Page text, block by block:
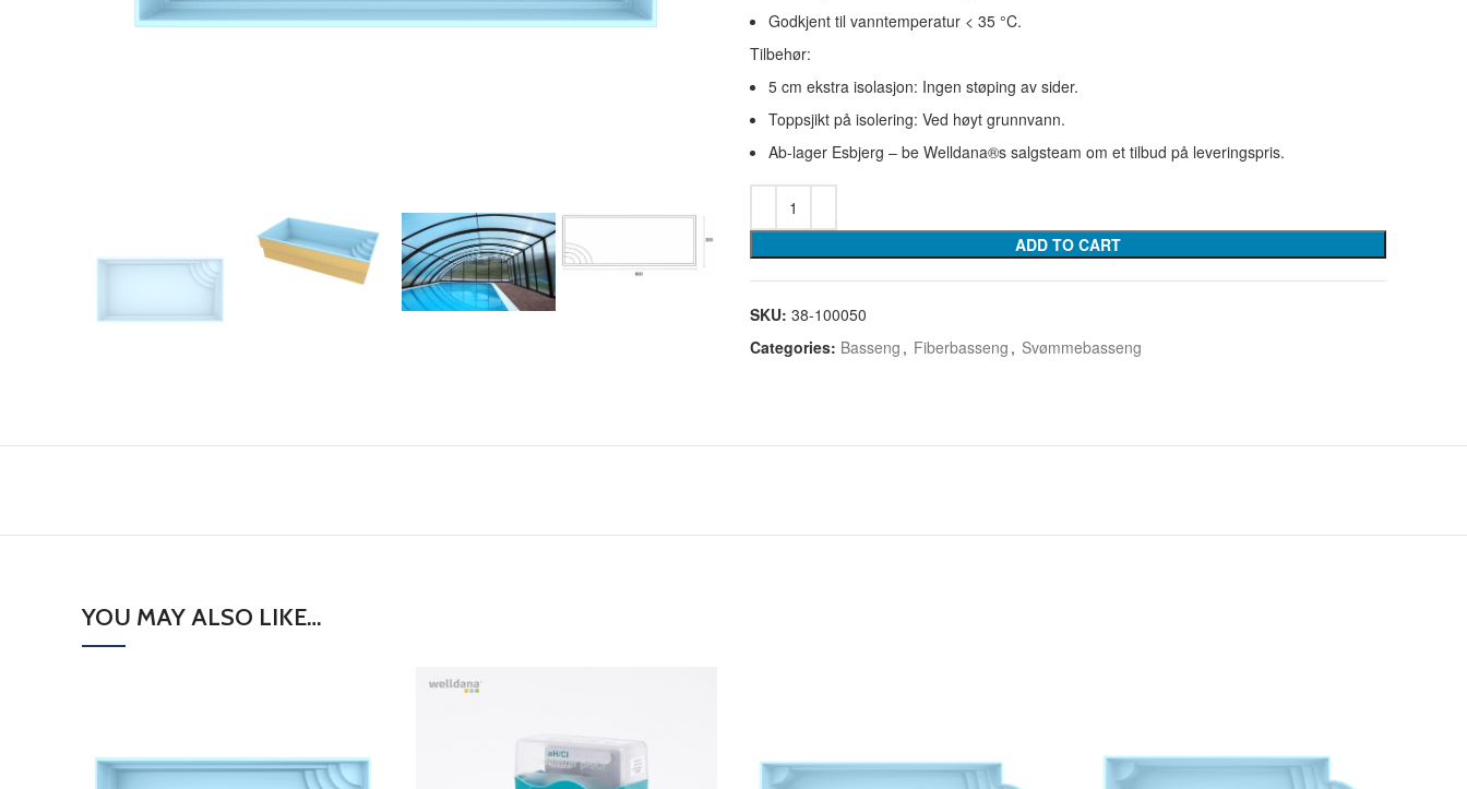
Godkjent til vanntemperatur < 35 °C.
Tilbehør:
5 cm ekstra isolasjon: Ingen støping av sider.
Toppsjikt på isolering: Ved høyt grunnvann.
Ab-lager Esbjerg – be Welldana®s salgsteam om et tilbud på leveringspris.
ADD TO CART
SKU: 38-100050
Categories: Basseng , Fiberbasseng , Svømmebasseng
YOU MAY ALSO LIKE…